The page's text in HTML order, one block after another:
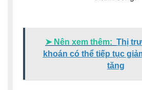
➤ Nên xem thêm: Thị
khoán có thể tiếp tục
tăng